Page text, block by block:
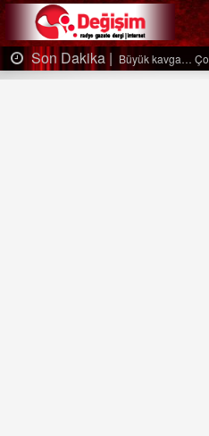
Son Dakika | Büyük kavga…